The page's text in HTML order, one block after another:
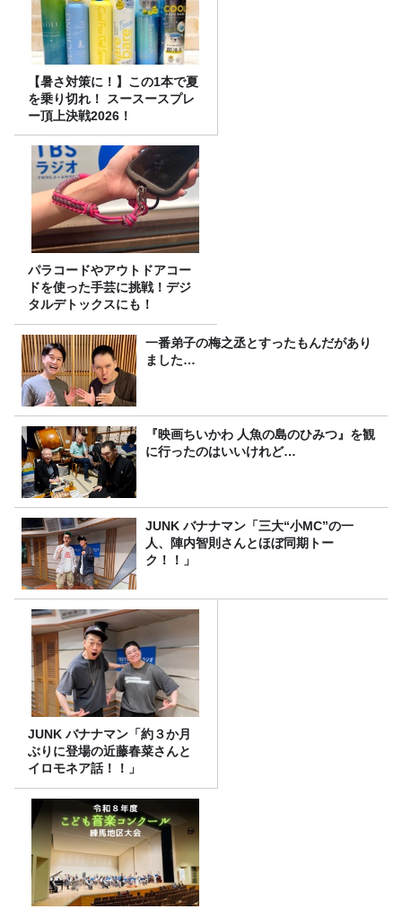
【暑さ対策に！】この1本で夏
を乗り切れ！ スースースプレ
ー頂上決戦2026！
パラコードやアウトドアコー
ドを使った手芸に挑戦！デジ
タルデトックスにも！
一番弟子の梅之丞とすったもんだがあり
ました…
『映画ちいかわ 人魚の島のひみつ』を観
に行ったのはいいけれど…
JUNK バナナマン「三大“小MC”の一
人、陣内智則さんとほぼ同期トー
ク！！」
JUNK バナナマン「約３か月
ぶりに登場の近藤春菜さんと
イロモネア話！！」